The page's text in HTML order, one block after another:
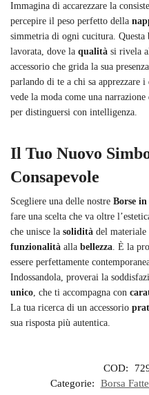
Immagina di accarezzare la
percepire il peso perfetto della
simmetria di ogni cucitura. Questa
lavorata, dove la qualità si rivela
accessorio che grida la sua
parlando di te a chi sa apprezzare
vede la moda come una
per distinguersi con intelligenza.
Il Tuo Nuovo
Consapevole
Scegliere una delle nostre Borse
fare una scelta che va oltre
che unisce la solidità del materiale
funzionalità alla bellezza . È la
essere perfettamente
Indossandola, proverai la
unico , che ti accompagna con
La tua ricerca di un accessorio
sua risposta più autentica.
COD:
Categorie:
Borsa